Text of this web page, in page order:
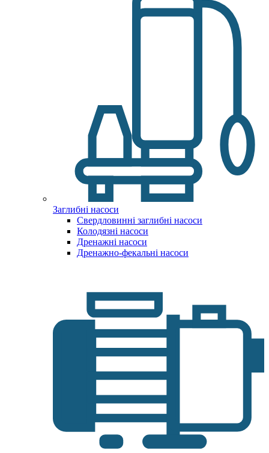
Заглибні насоси
Свердловинні заглибні насоси
Колодязні насоси
Дренажні насоси
Дренажно-фекальні насоси